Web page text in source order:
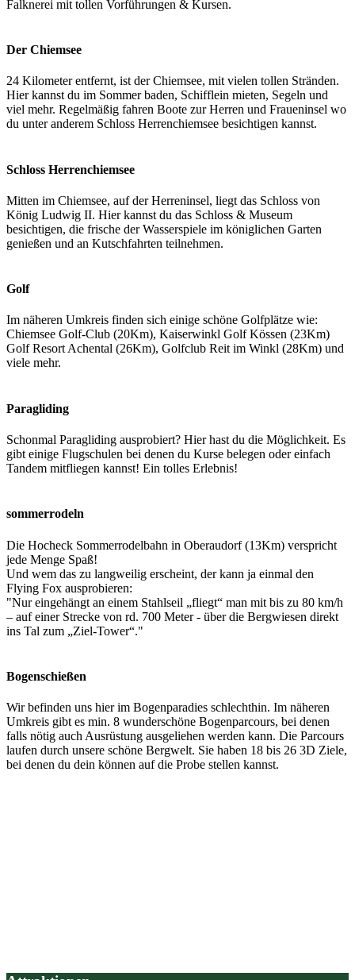
Falknerei mit tollen Vorführungen & Kursen.
Der Chiemsee
24 Kilometer entfernt, ist der Chiemsee, mit vielen tollen Stränden.
Hier kannst du im Sommer baden, Schifflein mieten, Segeln und
viel mehr. Regelmäßig fahren Boote zur Herren und Fraueninsel wo
du unter anderem Schloss Herrenchiemsee besichtigen kannst.
Schloss Herrenchiemsee
Mitten im Chiemsee, auf der Herreninsel, liegt das Schloss von
König Ludwig II. Hier kannst du das Schloss & Museum
besichtigen, die frische der Wasserspiele im königlichen Garten
genießen und an Kutschfahrten teilnehmen.
Golf
Im näheren Umkreis finden sich einige schöne Golfplätze wie:
Chiemsee Golf-Club (20Km), Kaiserwinkl Golf Kössen (23Km)
Golf Resort Achental (26Km), Golfclub Reit im Winkl (28Km) und
viele mehr.
Paragliding
Schonmal Paragliding ausprobiert? Hier hast du die Möglichkeit. Es
gibt einige Flugschulen bei denen du Kurse belegen oder einfach
Tandem mitfliegen kannst! Ein tolles Erlebnis!
sommerrodeln
Die Hocheck Sommerrodelbahn in Oberaudorf (13Km) verspricht
jede Menge Spaß!
Und wem das zu langweilig erscheint, der kann ja einmal den
Flying Fox ausprobieren:
"Nur eingehängt an einem Stahlseil „fliegt“ man mit bis zu 80 km/h
– auf einer Strecke von rd. 700 Meter - über die Bergwiesen direkt
ins Tal zum „Ziel-Tower“."
Bogenschießen
Wir befinden uns hier im Bogenparadies schlechthin. Im näheren
Umkreis gibt es min. 8 wunderschöne Bogenparcours, bei denen
falls nötig auch Ausrüstung ausgeliehen werden kann. Die Parcours
laufen durch unsere schöne Bergwelt. Sie haben 18 bis 26 3D Ziele,
bei denen du dein können auf die Probe stellen kannst.